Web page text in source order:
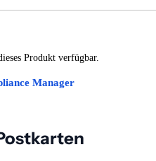
Produkt verfügbar.
Manager